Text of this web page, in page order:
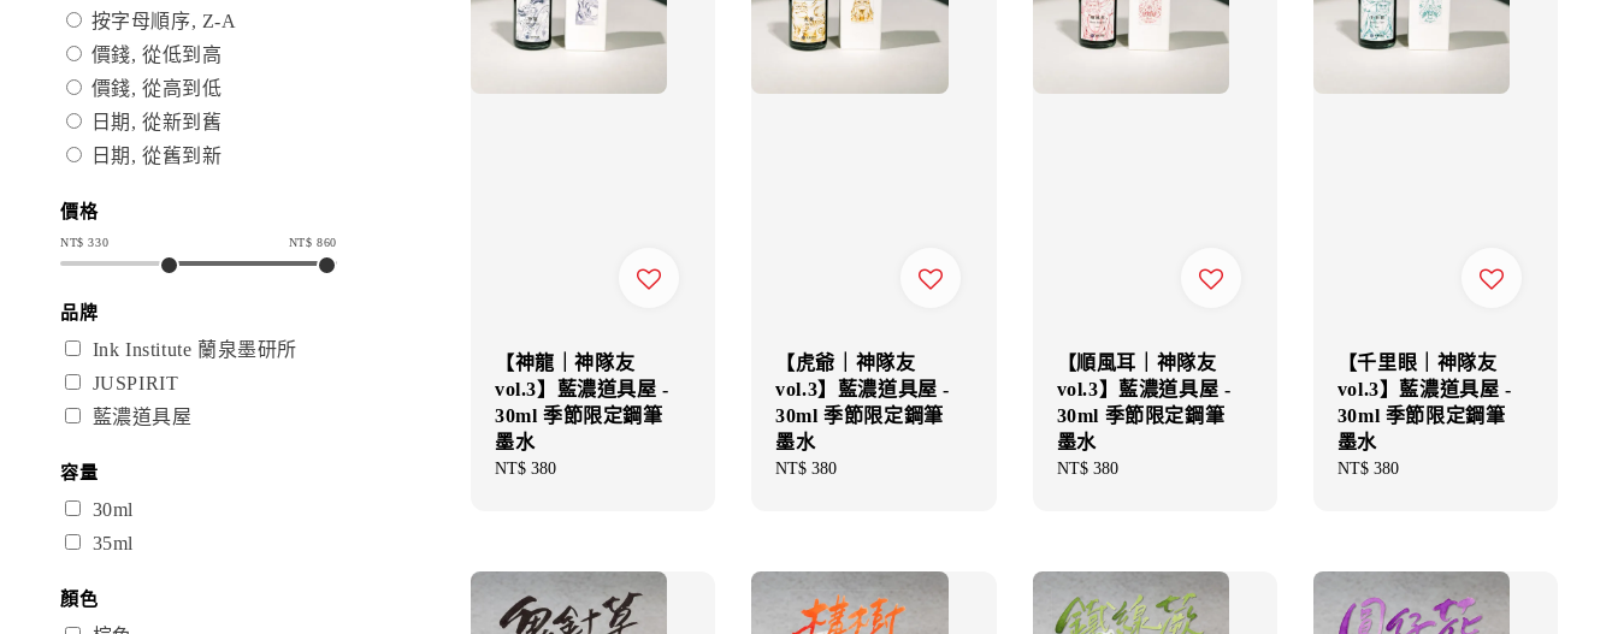
按字母順序, Z-A
價錢, 從低到高
價錢, 從高到低
日期, 從新到舊
日期, 從舊到新
價格
NT$330 NT$860
品牌
Ink Institute 蘭泉墨研所
JUSPIRIT
藍濃道具屋
容量
30ml
35ml
顏色
【神龍｜神隊友
vol.3】藍濃道具屋 -
30ml 季節限定鋼筆
墨水
Regular
NT$ 380
【虎爺｜神隊友
vol.3】藍濃道具屋 -
30ml 季節限定鋼筆
墨水
Regular
NT$ 380
【順風耳｜神隊友
vol.3】藍濃道具屋 -
30ml 季節限定鋼筆
墨水
Regular
NT$ 380
【千里眼｜神隊友
vol.3】藍濃道具屋 -
30ml 季節限定鋼筆
墨水
Regular
NT$ 380